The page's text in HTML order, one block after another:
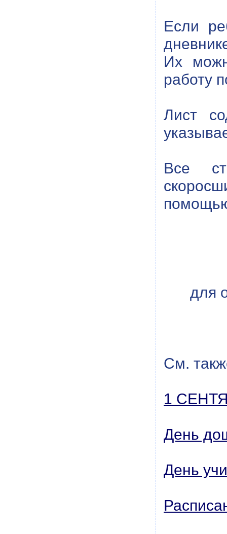
Если
Их
работу
Лист
Все
для
См.
1
День
День